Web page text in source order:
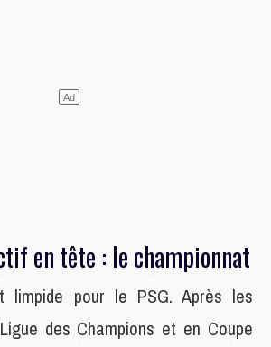
en tête : le championnat
limpide pour le PSG. Après les
des Champions et en Coupe